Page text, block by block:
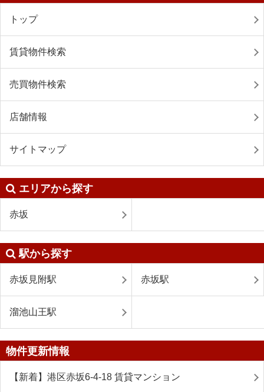
トップ
賃貸物件検索
売買物件検索
店舗情報
サイトマップ
エリアから探す
赤坂
駅から探す
赤坂見附駅 赤坂駅
溜池山王駅
物件更新情報
【新着】港区赤坂6-4-18 賃貸マンション